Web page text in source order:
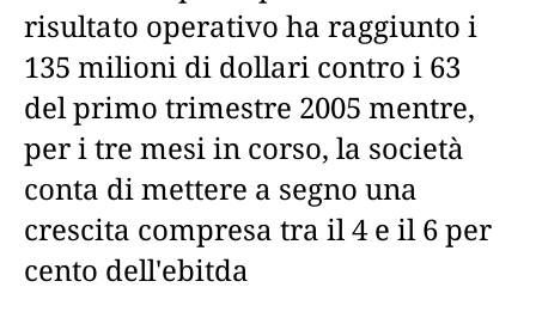
risultato operativo ha raggiunto i
135 milioni di dollari contro i 63
del primo trimestre 2005 mentre,
per i tre mesi in corso, la società
conta di mettere a segno una
crescita compresa tra il 4 e il 6 per
cento dell'ebitda